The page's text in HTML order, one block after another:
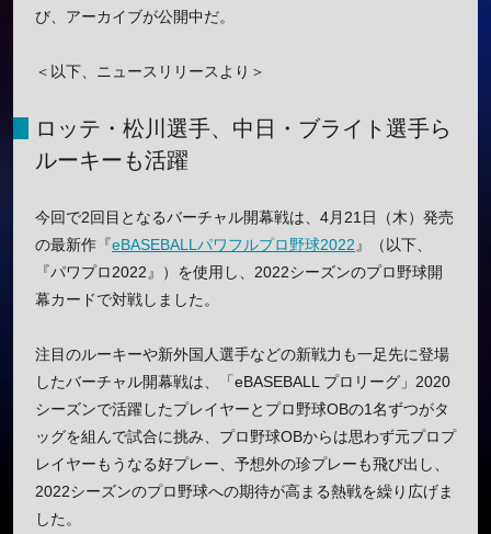
び、アーカイブが公開中だ。
＜以下、ニュースリリースより＞
ロッテ・松川選手、中日・ブライト選手ら
ルーキーも活躍
今回で2回目となるバーチャル開幕戦は、4月21日（木）発売
の最新作『eBASEBALLパワフルプロ野球2022』（以下、
『パワプロ2022』）を使用し、2022シーズンのプロ野球開
幕カードで対戦しました。
注目のルーキーや新外国人選手などの新戦力も一足先に登場
したバーチャル開幕戦は、「eBASEBALL プロリーグ」2020
シーズンで活躍したプレイヤーとプロ野球OBの1名ずつがタ
ッグを組んで試合に挑み、プロ野球OBからは思わず元プロプ
レイヤーもうなる好プレー、予想外の珍プレーも飛び出し、
2022シーズンのプロ野球への期待が高まる熱戦を繰り広げま
した。